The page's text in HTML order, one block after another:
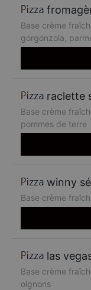
Base crème
gorgonzola,
raclette
Base crème
pommes de terre
winny
Base crème
las
Base crème
oignons